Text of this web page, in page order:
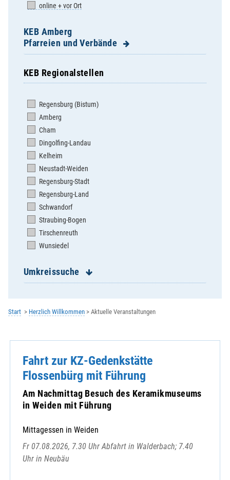
online + vor Ort
KEB Amberg
Pfarreien und Verbände
Allersburg / St. Michael
Ammerthal / St. Nikolaus
Ehenfeld / St. Michael
Ensdorf / St. Jakob
Freihung / Hl. Dreifaltigkeit
Gebenbach / St. Martin
Großschönbrunn / St. Johann
Hahnbach / St. Jakob
Hausen / St. Georg
Hirschau / Mariä Himmelfahrt
Hl. Dreifaltigkeit
Hl. Familie
Hohenkemnath / Mariä Himmelfahrt
Königstein / St. Michael
Neukirchen / St.Peter und Paul
Paulsdorf / St. Peter und Paul
Poppenricht / St. Michael
Rieden / Mariä Himmelfahrt
Schlicht / St. Georg
Schnaittenbach / St. Vitus
St. Georg
St. Josef / Aschach - Raigering
KEB Regionalstellen
Regensburg (Bistum)
Amberg
Cham
Dingolfing-Landau
Kelheim
Neustadt-Weiden
Regensburg-Stadt
Regensburg-Land
Schwandorf
Straubing-Bogen
Tirschenreuth
Wunsiedel
Umkreissuche
Start Herzlich Willkommen Aktuelle Veranstaltungen
Fahrt zur KZ-Gedenkstätte
Flossenbürg mit Führung
Am Nachmittag Besuch des Keramikmuseums
in Weiden mit Führung
Mittagessen in Weiden
Fr 07.08.2026, 7.30 Uhr Abfahrt in Walderbach; 7.40
Uhr in Neubäu